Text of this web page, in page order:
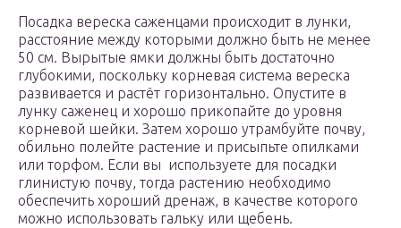
Посадка вереска саженцами происходит в лунки,
расстояние между которыми должно быть не менее
50 см. Вырытые ямки должны быть достаточно
глубокими, поскольку корневая система вереска
развивается и растёт горизонтально. Опустите в
лунку саженец и хорошо прикопайте до уровня
корневой шейки. Затем хорошо утрамбуйте почву,
обильно полейте растение и присыпьте опилками
или торфом. Если вы используете для посадки
глинистую почву, тогда растению необходимо
обеспечить хороший дренаж, в качестве которого
можно использовать гальку или щебень.